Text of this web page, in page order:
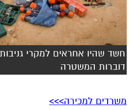
חשד שהיו אחראים למקרי
דוברות המשטרה
משרדים למכירה>>>